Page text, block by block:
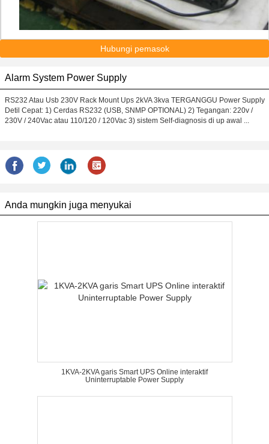
Hubungi pemasok
Alarm System Power Supply
RS232 Atau Usb 230V Rack Mount Ups 2kVA 3kva TERGANGGU Power Supply
Detil Cepat: 1) Cerdas RS232 (USB, SNMP OPTIONAL) 2) Tegangan: 220v /
230V / 240Vac atau 110/120 / 120Vac 3) sistem Self-diagnosis di up awal ...
Anda mungkin juga menyukai
1KVA-2KVA garis Smart UPS Online interaktif
Uninterruptable Power Supply